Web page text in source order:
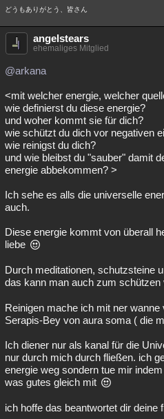
どうもありがとう、皆さん
angelstears
ehemaliges Mitglied
@arkana
<mit welcher energie, welcher
wie definierst du diese energie?
und woher kommt sie für dich?
wie schützt du dich vor negativen
wie reinigst du dich?
und wie bleibst du "sauber" damit
energie abbekommen? >
Ich sehe es alls die universelle
auch.
Diese energie kommt von überall
liebe
Durch meditationen, schutzsteine
das kann man auch zum schützen
Reinigen mache ich mit ner
Serapis-Bey von aura soma ( die
Ich diener nur als kanal für die
nur durch mich durch fließen. ich
energie weg sondern tue mir
was gutes gleich mit
ich hoffe das beantwortet dir deine